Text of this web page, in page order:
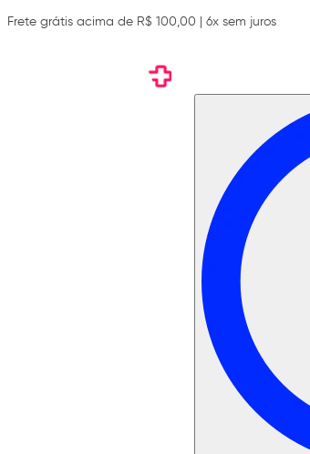
Frete grátis acima de R$ 100,00 | 6x sem juros